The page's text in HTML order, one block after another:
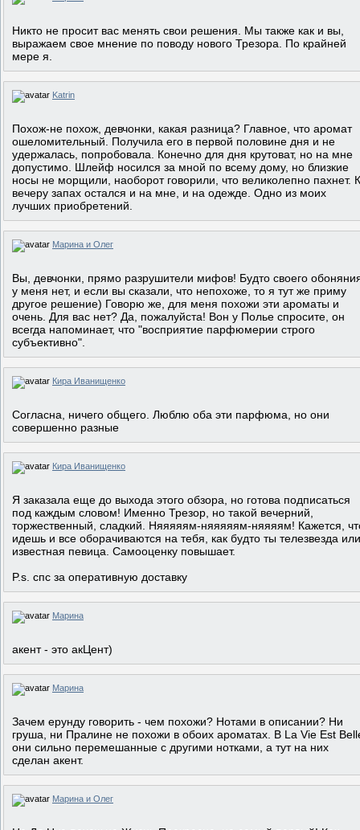
Никто не просит вас менять свои решения. Мы также как и вы,
выражаем свое мнение по поводу нового Трезора. По крайней
мере я.
Katrin
Похож-не похож, девчонки, какая разница? Главное, что аромат
ошеломительный. Получила его в первой половине дня и не
удержалась, попробовала. Конечно для дня крутоват, но на мне
допустимо. Шлейф носился за мной по всему дому, но близкие
носы не морщили, наоборот говорили, что великолепно пахнет. К
вечеру запах остался и на мне, и на одежде. Одно из моих
лучших приобретений.
Марина и Олег
Вы, девчонки, прямо разрушители мифов! Будто своего
у меня нет, и если вы сказали, что непохоже, то я тут же приму
другое решение) Говорю же, для меня похожи эти ароматы и
очень. Для вас нет? Да, пожалуйста! Вон у Полье спросите, он
всегда напоминает, что "восприятие парфюмерии строго
субъективно".
Кира Иванищенко
Согласна, ничего общего. Люблю оба эти парфюма, но они
совершенно разные
Кира Иванищенко
Я заказала еще до выхода этого обзора, но готова подписаться
под каждым словом! Именно Трезор, но такой вечерний,
торжественный, сладкий. Няяяяям-няяяяям-няяяям! Кажется,
идешь и все оборачиваются на тебя, как будто ты телезвезда или
известная певица. Самооценку повышает.
P.s. спс за оперативную доставку
Марина
акент - это акЦент)
Марина
Зачем ерунду говорить - чем похожи? Нотами в описании? Ни
груша, ни Пралине не похожи в обоих ароматах. В La Vie Est
они сильно перемешанные с другими нотками, а тут на них
сделан акент.
Марина и Олег